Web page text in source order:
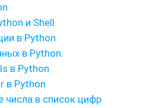
и Shell
в Python
в Python.
в Python
в Python
числа в список цифр